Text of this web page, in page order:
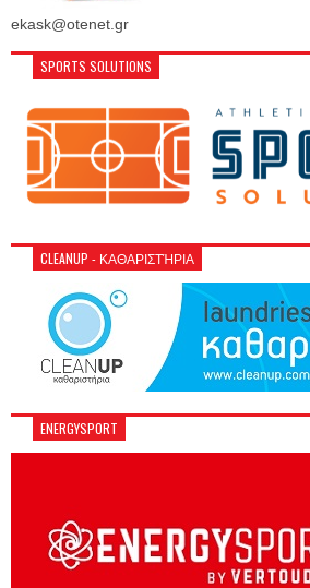
ekask@otenet.gr
SPORTS SOLUTIONS
CLEANUP - ΚΑΘΑΡΙΣΤΉΡΙΑ
ENERGYSPORT